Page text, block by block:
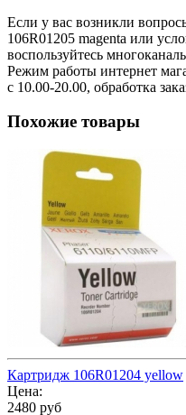
Если у вас возникли
106R01205 magenta или
воспользуйтесь
Режим работы интернет
с 10.00-20.00, обработка
Похожие товары
Картридж 106R01204 yellow
Цена:
2480 руб